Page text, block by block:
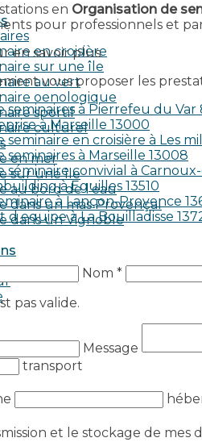
en croisière
sur une île
au vert
oenologique
sportif
culturel
en mer
sur une île
au bord de l’eau
dans un mas Provençal
dans un Vignoble
en Organisation de
pour professionnels et
en savoir plus.
vous proposer les
seminaires à Pierrefeu du Var
à Marseille 13000
seminaire en croisière à Les
seminaires à Marseille 13008
séminaire convivial à
à Eguilles 13510
à Lançon-Provence
d equipe à La Bouilladisse
Nom *
pas valide.
Message
transport
et le stockage de mes